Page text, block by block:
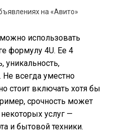
на «Авито»
использовать
формулу 4U. Ее 4
уникальность,
Не всегда уместно
стоит включать хотя бы
срочность может
услуг —
и бытовой техники.